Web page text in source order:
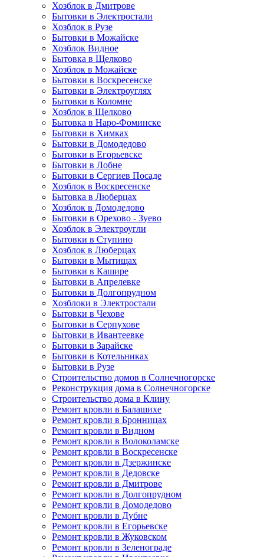
Хозблок в Дмитрове
Бытовки в Электростали
Хозблок в Рузе
Бытовки в Можайске
Хозблок Видное
Бытовкa в Щелково
Хозблок в Можайске
Бытовки в Воскресенске
Бытовки в Электроуглях
Бытовки в Коломне
Хозблок в Щелково
Бытовка в Наро-Фоминске
Бытовки в Химках
Бытовки в Домодедово
Бытовки в Егорьевске
Бытовки в Лобне
Бытовки в Сергиев Посаде
Хозблок в Воскресенске
Бытовка в Люберцах
Хозблок в Домодедово
Бытовки в Орехово - Зуево
Хозблок в Электроугли
Бытовки в Ступино
Хозблок в Люберцах
Бытовки в Мытищах
Бытовки в Кашире
Бытовки в Апрелевке
Бытовки в Долгопрудном
Хозблоки в Электростали
Бытовки в Чехове
Бытовки в Серпухове
Бытовки в Ивантеевке
Бытовки в Зарайске
Бытовки в Котельниках
Бытовки в Рузе
Строительство домов в Солнечногорске
Реконструкция дома в Солнечногорске
Строительство дома в Клину
Ремонт кровли в Балашихе
Ремонт кровли в Бронницах
Ремонт кровли в Видном
Ремонт кровли в Волоколамске
Ремонт кровли в Воскресенске
Ремонт кровли в Дзержинске
Ремонт кровли в Дедовске
Ремонт кровли в Дмитрове
Ремонт кровли в Долгопрудном
Ремонт кровли в Домодедово
Ремонт кровли в Дубне
Ремонт кровли в Егорьевске
Ремонт кровли в Жуковском
Ремонт кровли в Зеленограде